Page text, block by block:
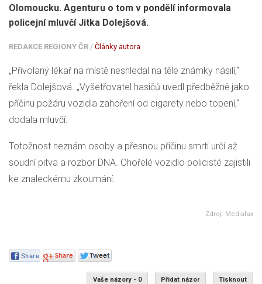
Olomoucku. Agenturu o tom v pondělí informovala
policejní mluvčí Jitka Dolejšová.
REDAKCE REGIONY ČR / Články autora
„Přivolaný lékař na místě neshledal na těle známky násilí,“
řekla Dolejšová. „Vyšetřovatel hasičů uvedl předběžně jako
příčinu požáru vozidla zahoření od cigarety nebo topení,“
dodala mluvčí.
Totožnost neznám osoby a přesnou příčinu smrti určí až
soudní pitva a rozbor DNA. Ohořelé vozidlo policisté zajistili
ke znaleckému zkoumání.
Zdroj: Mediafax
Vaše názory - 0 Přidat názor Tisknout